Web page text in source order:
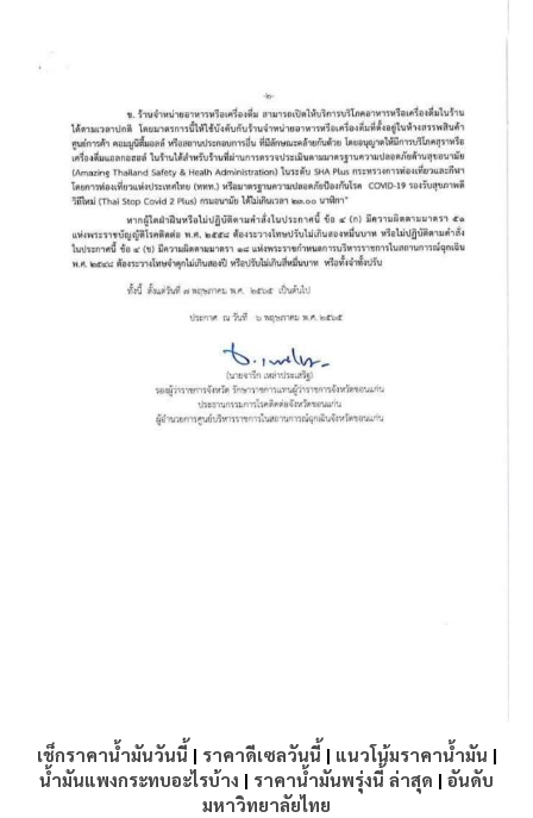
เช็กราคาน้ำมันวันนี้ | ราคาดีเซลวันนี้ | แนวโน้มราคาน้ำมัน |
น้ำมันแพงกระทบอะไรบ้าง | ราคาน้ำมันพรุ่งนี้ ล่าสุด | อันดับ
มหาวิทยาลัยไทย